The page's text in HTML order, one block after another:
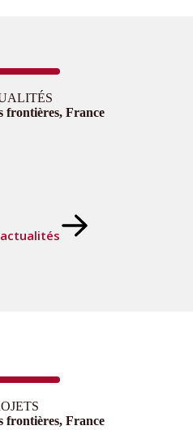
frontières, France
frontières, France